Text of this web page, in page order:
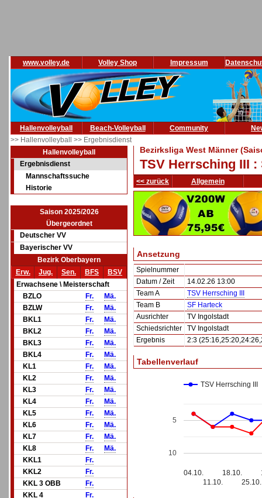
www.volley.de Volley Shop Impressum
Hallenvolleyball Beach-Volleyball Community
>> Hallenvolleyball >> Ergebnisdienst
Hallenvolleyball
Ergebnisdienst
Mannschaftssuche
Historie
Saison 2025/2026
Übergeordnet
Deutscher VV
Bayerischer VV
Bezirk Oberbayern
Erw.
Jug. Sen. BFS
BSV
Erwachsene \ Meisterschaft
BZLO
Fr.
Mä.
BZLW
Fr.
Mä.
BKL1
Fr.
Mä.
BKL2
Fr.
Mä.
BKL3
Fr.
Mä.
BKL4
Fr.
Mä.
KL1
Fr.
Mä.
KL2
Fr.
Mä.
KL3
Fr.
Mä.
KL4
Fr.
Mä.
KL5
Fr.
Mä.
KL6
Fr.
Mä.
KL7
Fr.
Mä.
KL8
Fr.
Mä.
KKL1
Fr.
KKL2
Fr.
KKL 3 OBB
Fr.
KKL 4
Fr.
Bezirksliga West Männer
TSV Herrsching III :
<< zurück Allgemein
Ansetzung
Spielnummer
Datum / Zeit
14.02.26 13:00
Team A
TSV Herrsching III
Team B
SF Harteck
Ausrichter
TV Ingolstadt
Schiedsrichter
TV Ingolstadt
Ergebnis
2:3
Tabellenverlauf
TSV Herrsching III
04.10.
11.10.
18.10.
25.10.
5
10